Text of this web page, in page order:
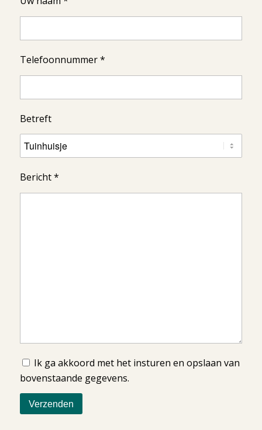
Telefoonnummer *
Betreft
Bericht *
Ik ga akkoord met het insturen en opslaan van
bovenstaande gegevens.